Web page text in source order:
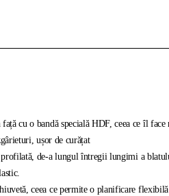
cu o bandă specială HDF, ceea ce îl
ușor de curățat
profilată, de-a lungul întregii lungimi a
ceea ce permite o planificare